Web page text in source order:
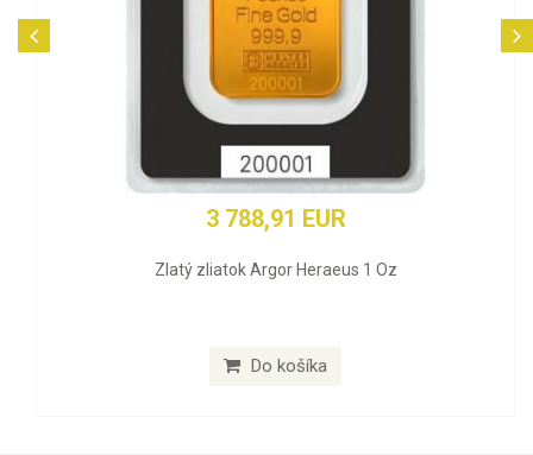
3 788,91 EUR
Zlatý zliatok Argor Heraeus 1 Oz
Do košíka